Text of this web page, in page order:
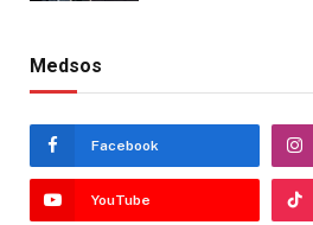
Medsos
Facebook
YouTube